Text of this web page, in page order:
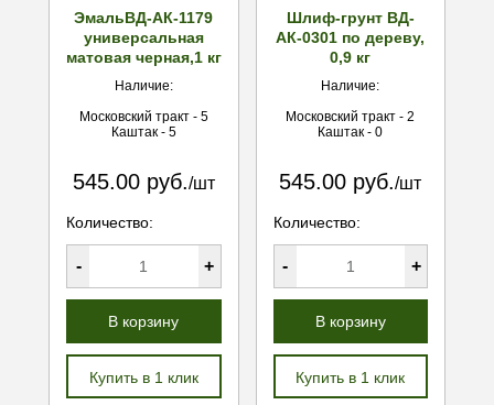
ЭмальВД-АК-1179
универсальная
матовая черная,1 кг
Наличие:
Московский тракт - 5
Каштак - 5
545.00 руб./шт
Количество:
- +
В корзину
Купить в 1 клик
Шлиф-грунт ВД-
АК-0301 по дереву,
0,9 кг
Наличие:
Московский тракт - 2
Каштак - 0
545.00 руб./шт
Количество:
- +
В корзину
Купить в 1 клик